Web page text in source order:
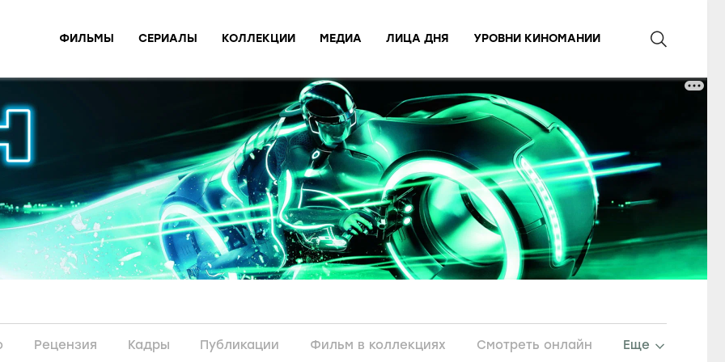
ФИЛЬМЫ СЕРИАЛЫ КОЛЛЕКЦИИ МЕДИА ЛИЦА ДНЯ УРОВНИ КИНОМАНИИ
Рецензия Кадры Публикации Фильм в коллекциях Смотреть онлайн Еще